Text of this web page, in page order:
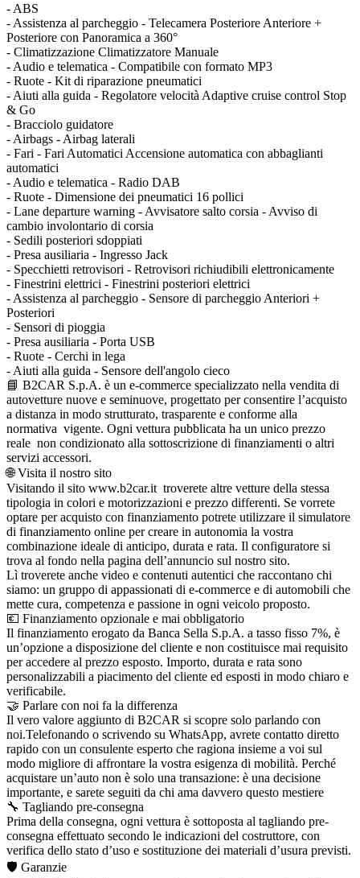
- ABS
- Assistenza al parcheggio - Telecamera Posteriore Anteriore +
Posteriore con Panoramica a 360°
- Climatizzazione Climatizzatore Manuale
- Audio e telematica - Compatibile con formato MP3
- Ruote - Kit di riparazione pneumatici
- Aiuti alla guida - Regolatore velocità Adaptive cruise control Stop
& Go
- Bracciolo guidatore
- Airbags - Airbag laterali
- Fari - Fari Automatici Accensione automatica con abbaglianti
automatici
- Audio e telematica - Radio DAB
- Ruote - Dimensione dei pneumatici 16 pollici
- Lane departure warning - Avvisatore salto corsia - Avviso di
cambio involontario di corsia
- Sedili posteriori sdoppiati
- Presa ausiliaria - Ingresso Jack
- Specchietti retrovisori - Retrovisori richiudibili elettronicamente
- Finestrini elettrici - Finestrini posteriori elettrici
- Assistenza al parcheggio - Sensore di parcheggio Anteriori +
Posteriori
- Sensori di pioggia
- Presa ausiliaria - Porta USB
- Ruote - Cerchi in lega
- Aiuti alla guida - Sensore dell'angolo cieco
📘 B2CAR S.p.A. è un e-commerce specializzato nella vendita di
autovetture nuove e seminuove, progettato per consentire l’acquisto
a distanza in modo strutturato, trasparente e conforme alla
normativa vigente. Ogni vettura pubblicata ha un unico prezzo
reale non condizionato alla sottoscrizione di finanziamenti o altri
servizi accessori.
🌐 Visita il nostro sito
Visitando il sito www.b2car.it troverete altre vetture della stessa
tipologia in colori e motorizzazioni e prezzo differenti. Se vorrete
optare per acquisto con finanziamento potrete utilizzare il simulatore
di finanziamento online per creare in autonomia la vostra
combinazione ideale di anticipo, durata e rata. Il configuratore si
trova al fondo nella pagina dell’annuncio sul nostro sito.
Lì troverete anche video e contenuti autentici che raccontano chi
siamo: un gruppo di appassionati di e-commerce e di automobili che
mette cura, competenza e passione in ogni veicolo proposto.
💶 Finanziamento opzionale e mai obbligatorio
Il finanziamento erogato da Banca Sella S.p.A. a tasso fisso 7%, è
un’opzione a disposizione del cliente e non costituisce mai requisito
per accedere al prezzo esposto. Importo, durata e rata sono
personalizzabili a piacimento del cliente ed esposti in modo chiaro e
verificabile.
🤝 Parlare con noi fa la differenza
Il vero valore aggiunto di B2CAR si scopre solo parlando con
noi.Telefonando o scrivendo su WhatsApp, avrete contatto diretto
rapido con un consulente esperto che ragiona insieme a voi sul
modo migliore di affrontare la vostra esigenza di mobilità. Perché
acquistare un’auto non è solo una transazione: è una decisione
importante, e sarete seguiti da chi ama davvero questo mestiere
🔧 Tagliando pre-consegna
Prima della consegna, ogni vettura è sottoposta al tagliando pre-
consegna effettuato secondo le indicazioni del costruttore, con
verifica dello stato d’uso e sostituzione dei materiali d’usura previsti.
🛡️ Garanzie